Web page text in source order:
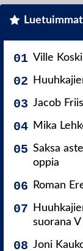
Luetuimmat
Ville
Jacob
Mika
Saksa
oppia
Roman
suorana
Joni